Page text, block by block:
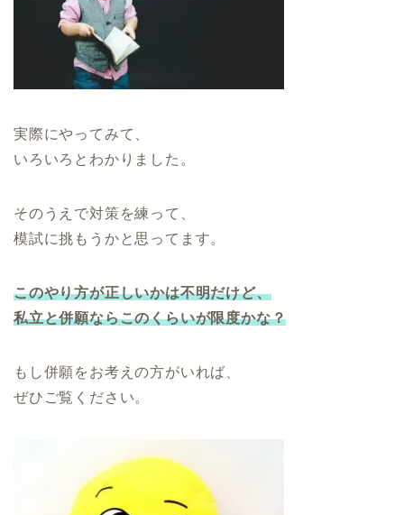
実際にやってみて、
いろいろとわかりました。
そのうえで対策を練って、
模試に挑もうかと思ってます。
このやり方が正しいかは不明だけど、
私立と併願ならこのくらいが限度かな？
もし併願をお考えの方がいれば、
ぜひご覧ください。